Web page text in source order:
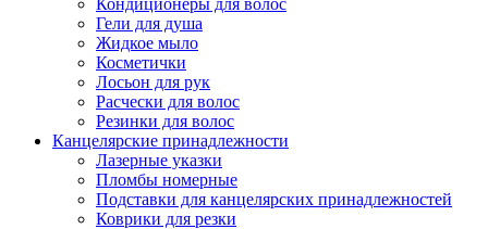
Кондиционеры для волос
Гели для душа
Жидкое мыло
Косметички
Лосьон для рук
Расчески для волос
Резинки для волос
Канцелярские принадлежности
Лазерные указки
Пломбы номерные
Подставки для канцелярских принадлежностей
Коврики для резки